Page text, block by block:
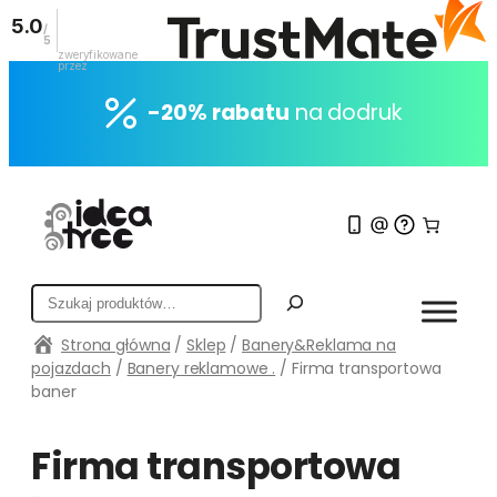
Przejdź
-20% rabatu na dodruk
S
z
u
k
a
Strona główna / Sklep / Banery&Reklama na
pojazdach / Banery reklamowe . / Firma transportowa
baner
Firma transportowa
5.0/
5
zweryfikowane
przez